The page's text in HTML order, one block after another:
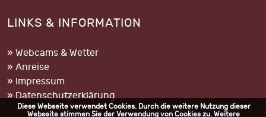
Diese Webseite verwendet Cookies. Durch die weitere Nutzung dieser
Webseite stimmen Sie der Verwendung von Cookies zu. Weitere
LINKS & INFORMATION
» Webcams & Wetter
» Anreise
» Impressum
» Datenschutzerklärung